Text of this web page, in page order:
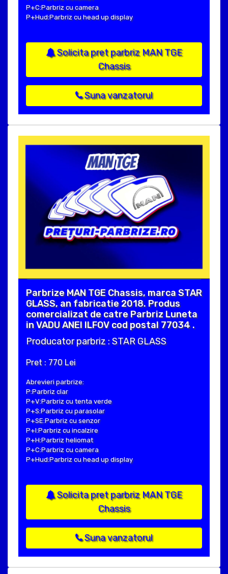
P+C:Parbriz cu camera
P+Hud:Parbriz cu head up display
Solicita pret parbriz MAN TGE
Chassis
Suna vanzatorul
Parbrize MAN TGE Chassis, marca STAR
GLASS, an fabricatie 2018. Produs
comercializat de catre Parbriz Luneta
in VADU ANEI ILFOV cod postal 77034 .
Producator parbriz : STAR GLASS
Pret : 770 Lei
Abrevieri parbrize:
P:Parbriz clar
P+V:Parbriz cu tenta verde
P+S:Parbriz cu parasolar
P+SE:Parbriz cu senzor
P+I:Parbriz cu incalzire
P+H:Parbriz heliomat
P+C:Parbriz cu camera
P+Hud:Parbriz cu head up display
Solicita pret parbriz MAN TGE
Chassis
Suna vanzatorul